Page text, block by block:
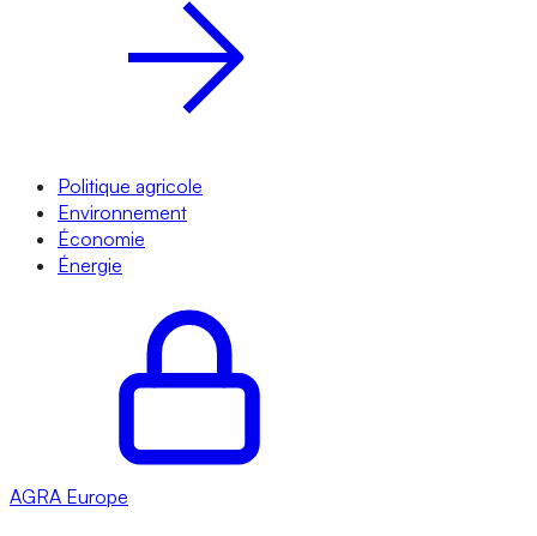
Politique agricole
Environnement
Économie
Énergie
AGRA Europe